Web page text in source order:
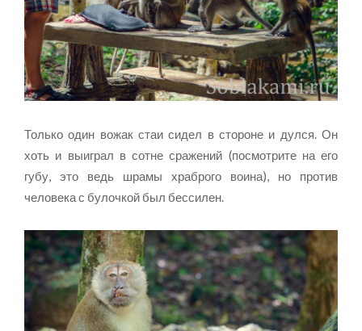
Только один вожак стаи сидел в стороне и дулся. Он
хоть и выиграл в сотне сражений (посмотрите на его
губу, это ведь шрамы храброго воина), но против
человека с булочкой был бессилен.